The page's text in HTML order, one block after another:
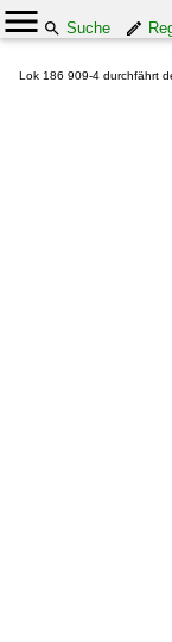
Suche
Lok 186 909-4 durchfährt